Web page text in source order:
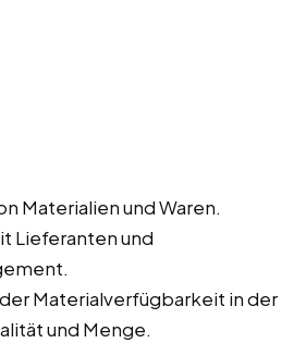
Materialien und Waren.
Lieferanten und
Materialverfügbarkeit in der
und Menge.